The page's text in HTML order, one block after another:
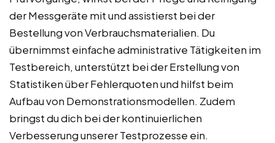
der Messgeräte mit und assistierst bei der
Bestellung von Verbrauchsmaterialien. Du
übernimmst einfache administrative Tätigkeiten im
Testbereich, unterstützt bei der Erstellung von
Statistiken über Fehlerquoten und hilfst beim
Aufbau von Demonstrationsmodellen. Zudem
bringst du dich bei der kontinuierlichen
Verbesserung unserer Testprozesse ein.